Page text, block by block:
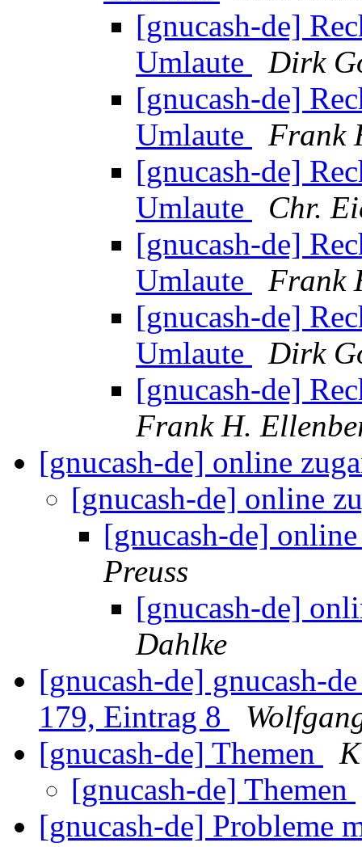
[gnucash-de]
Umlaute
Dirk
[gnucash-de]
Umlaute
Frank
[gnucash-de]
Umlaute
Chr.
[gnucash-de]
Umlaute
Frank
[gnucash-de]
Umlaute
Dirk
[gnucash-de]
Frank H.
[gnucash-de] online
[gnucash-de] online
[gnucash-de]
Preuss
[gnucash-de]
Dahlke
[gnucash-de] gnucash-
179, Eintrag 8
[gnucash-de] Themen
[gnucash-de] Themen
[gnucash-de] Probleme